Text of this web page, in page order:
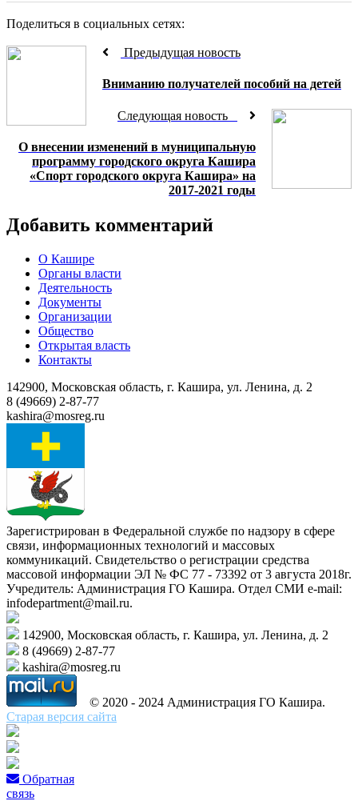
Поделиться в социальных сетях:
Предыдущая новость
Вниманию получателей пособий на детей
Следующая новость
О внесении изменений в муниципальную
программу городского округа Кашира
«Спорт городского округа Кашира» на
2017-2021 годы
Добавить комментарий
О Кашире
Органы власти
Деятельность
Документы
Организации
Общество
Открытая власть
Контакты
142900, Московская область, г. Кашира, ул. Ленина, д. 2
8 (49669) 2-87-77
kashira@mosreg.ru
Зарегистрирован в Федеральной службе по надзору в сфере
связи, информационных технологий и массовых
коммуникаций. Свидетельство о регистрации средства
массовой информации ЭЛ № ФС 77 - 73392 от 3 августа 2018г.
Учредитель: Администрация ГО Кашира. Отдел СМИ e-mail:
infodepartment@mail.ru.
142900, Московская область, г. Кашира, ул. Ленина, д. 2
8 (49669) 2-87-77
kashira@mosreg.ru
© 2020 - 2024 Администрация ГО Кашира.
Старая версия сайта
Обратная
связь